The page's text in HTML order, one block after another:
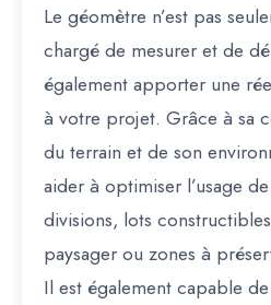
Le géomètre n’est pas
chargé de mesurer et de
également apporter une
à votre projet. Grâce à sa
du terrain et de son
aider à optimiser l’usage
divisions, lots
paysager ou zones à
Il est également capable de